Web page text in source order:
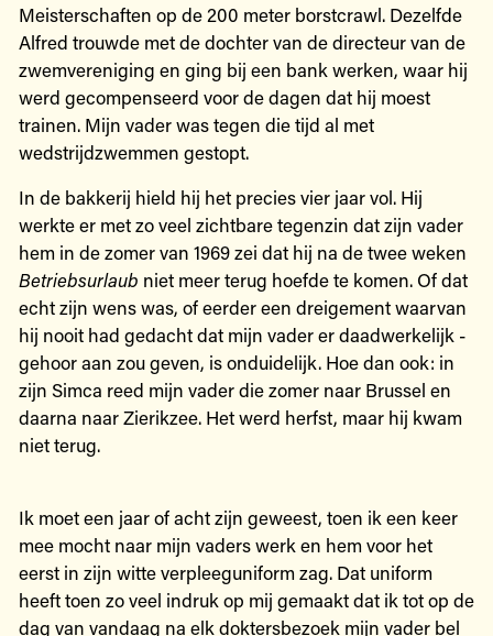
Meisterschaften op de 200 meter borstcrawl. Dezelfde
Alfred trouwde met de dochter van de directeur van de
zwemvereniging en ging bij een bank werken, waar hij
werd gecompenseerd voor de dagen dat hij moest
trainen. Mijn vader was tegen die tijd al met
wedstrijdzwemmen gestopt.
In de bakkerij hield hij het precies vier jaar vol. Hij
werkte er met zo veel zichtbare tegenzin dat zijn vader
hem in de zomer van 1969 zei dat hij na de twee weken
Betriebsurlaub niet meer terug hoefde te komen. Of dat
echt zijn wens was, of eerder een dreigement waarvan
hij nooit had gedacht dat mijn vader er daadwerkelijk ­
gehoor aan zou geven, is onduidelijk. Hoe dan ook: in
zijn Simca reed mijn vader die zomer naar Brussel en
daarna naar Zierikzee. Het werd herfst, maar hij kwam
niet terug.
Ik moet een jaar of acht zijn geweest, toen ik een keer
mee mocht naar mijn vaders werk en hem voor het
eerst in zijn witte verpleeguniform zag. Dat uniform
heeft toen zo veel indruk op mij gemaakt dat ik tot op de
dag van vandaag na elk doktersbezoek mijn vader bel